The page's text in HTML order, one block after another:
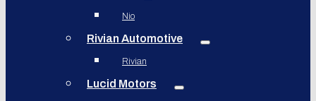
Nio
Rivian Automotive
Rivian
Lucid Motors